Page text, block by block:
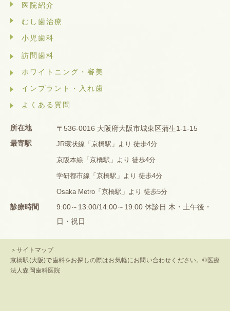
医院紹介
むし歯治療
小児歯科
訪問歯科
ホワイトニング・審美
インプラント・入れ歯
よくある質問
所在地
〒536-0016 大阪府大阪市城東区蒲生1-1-15
最寄駅
JR環状線「京橋駅」より 徒歩4分
京阪本線「京橋駅」より 徒歩4分
学研都市線「京橋駅」より 徒歩4分
Osaka Metro「京橋駅」より 徒歩5分
診療時間
9:00～13:00/14:00～19:00 休診日 木・土午後・
日・祝日
＞サイトマップ
京橋駅(大阪)で歯科をお探しの際はお気軽にお問い合わせください。©医療
法人森岡歯科医院